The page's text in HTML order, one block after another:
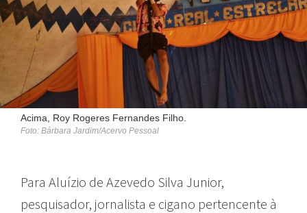
Acima, Roy Rogeres Fernandes Filho.
Foto: Bárbara Jardim/Acervo Pessoal
Para Aluízio de Azevedo Silva Junior,
pesquisador, jornalista e cigano pertencente à